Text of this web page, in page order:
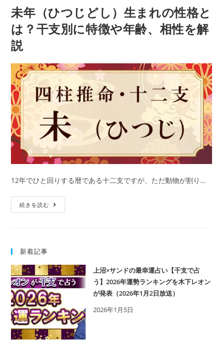
説
生
ま
性
と
は？
干
支
別
に
特
徴
解
説
開
日:
テ
ゴ
リ
ー:
未年（ひつじどし）生まれの性格と
は？干支別に特徴や年齢、相性を解
説
12年でひと回りする暦である十二支ですが、ただ動物が割り…
続きを読む
年
ど
し）
生
れ
の
性
新着記事
上沼×サンドの最幸運占い【干支で占
う】2026年運勢ランキングを木下レオン
が発表（2026年1月2日放送）
2026年1月5日